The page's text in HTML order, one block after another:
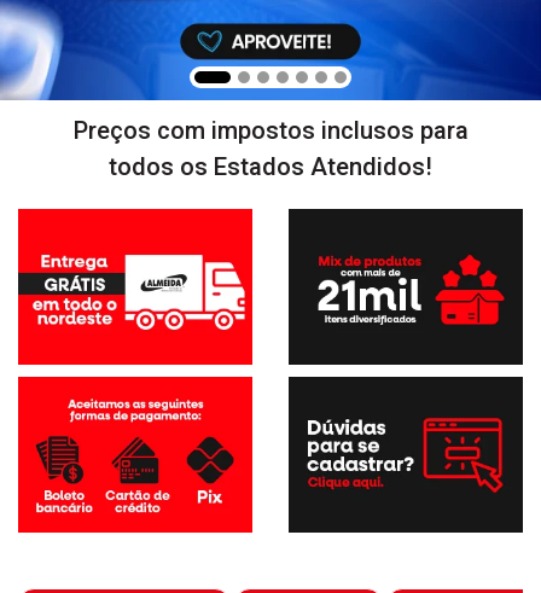
Preços com impostos inclusos para
todos os Estados Atendidos!